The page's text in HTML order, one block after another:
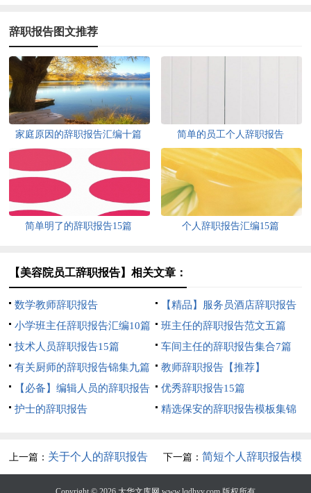
辞职报告图文推荐
家庭原因的辞职报告汇编十篇 简单的员工个人辞职报告
简单明了的辞职报告15篇 个人辞职报告汇编15篇
【美容院员工辞职报告】相关文章：
数学教师辞职报告
【精品】服务员酒店辞职报告
4篇
小学班主任辞职报告汇编10篇
班主任的辞职报告范文五篇
技术人员辞职报告15篇
车间主任的辞职报告集合7篇
有关厨师的辞职报告锦集九篇
教师辞职报告【推荐】
【必备】编辑人员的辞职报告
四篇
优秀辞职报告15篇
护士的辞职报告
精选保安的辞职报告模板集锦
上一篇： 关于个人的辞职报告
下一篇： 简短个人辞职报告模